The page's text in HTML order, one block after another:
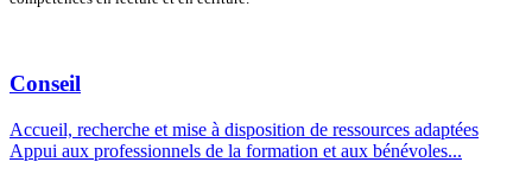
Conseil
Accueil, recherche et mise à disposition de ressources adaptées
Appui aux professionnels de la formation et aux bénévoles...